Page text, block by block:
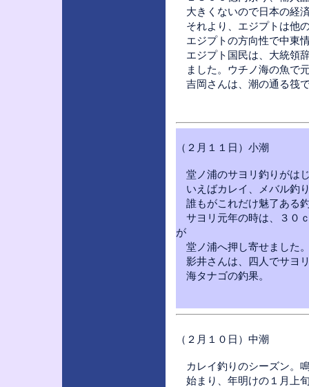
大きくないので日本の経
それより、エジプトは他
エジプトの方向性で中東
エジプト国民は、大統領
ました。ウチノ海の魚で
吉岡さんは、潮の通る筏
（２月１１日）小潮
堂ノ浦のサヨリ釣りがは
いえばカレイ、メバル釣
誰もがこれだけ魅了ある
サヨリ元年の時は、３０
が
堂ノ浦へ押し寄せました
影井さんは、四人でサヨ
海タナゴの釣果。
（２月１０日）中潮
カレイ釣りのシーズン。
始まり、年明けの１月上